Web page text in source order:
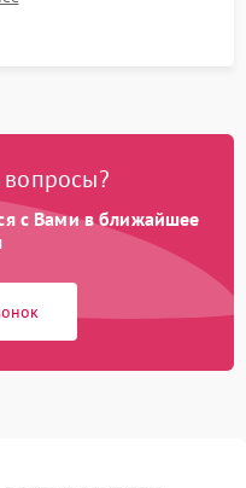
видеовходов и кнопок
вопросы?
с Вами в ближайшее